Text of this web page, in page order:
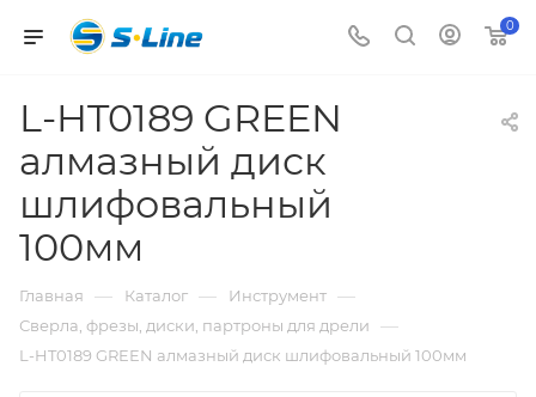
0
L-HT0189 GREEN
алмазный диск
шлифовальный
100мм
Главная — Каталог — Инструмент —
Сверла, фрезы, диски, партроны для дрели —
L-HT0189 GREEN алмазный диск шлифовальный 100мм